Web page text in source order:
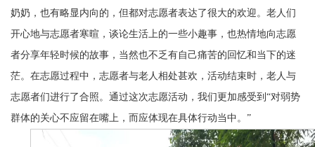
奶奶，也有略显内向的，但都对志愿者表达了很大的欢迎。老人们
开心地与志愿者寒暄，谈论生活上的一些小趣事，也热情地向志愿
者分享年轻时候的故事，当然也不乏有自己痛苦的回忆和当下的迷
茫。在志愿过程中，志愿者与老人相处甚欢，活动结束时，老人与
志愿者们进行了合照。通过这次志愿活动，我们更加感受到“对弱势
群体的关心不应留在嘴上，而应体现在具体行动当中。”